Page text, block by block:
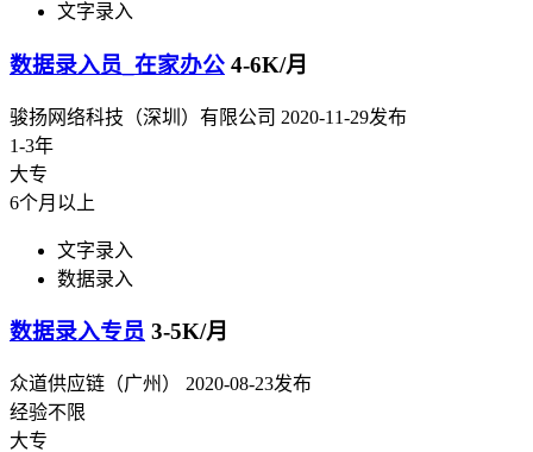
文字录入
数据录入员_在家办公 4-6K/月
骏扬网络科技（深圳）有限公司 2020-11-29发布
1-3年
大专
6个月以上
文字录入
数据录入
数据录入专员 3-5K/月
众道供应链（广州）
2020-08-23发布
经验不限
大专